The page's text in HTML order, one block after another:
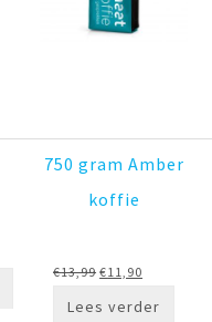
750 gram Amber
koffie
€13,99 Oorspronkelijke
€11,90
Lees verder